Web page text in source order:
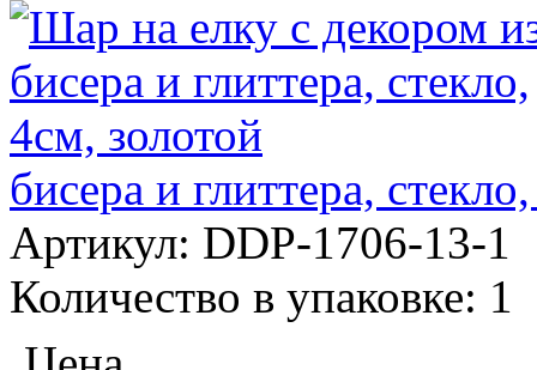
бисера и глиттера,
Артикул: DDP-1706-13-1
Количество в упаковке: 1